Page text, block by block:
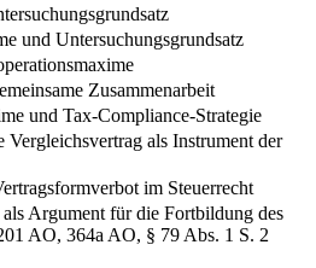
und Untersuchungsgrundsatz
Zusammenarbeit
und Tax-Compliance-Strategie
Vergleichsvertrag als Instrument der
im Steuerrecht
Argument für die Fortbildung des
AO, 364a AO, § 79 Abs. 1 S. 2